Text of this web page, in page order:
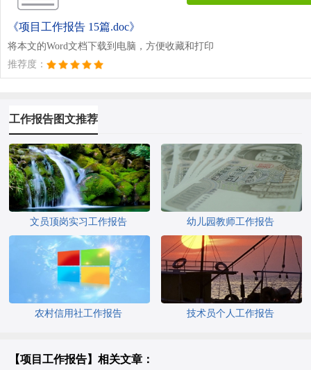
《项目工作报告 15篇.doc》
将本文的Word文档下载到电脑，方便收藏和打印
推荐度：
工作报告图文推荐
文员顶岗实习工作报告 幼儿园教师工作报告
农村信用社工作报告 技术员个人工作报告
【项目工作报告】相关文章：